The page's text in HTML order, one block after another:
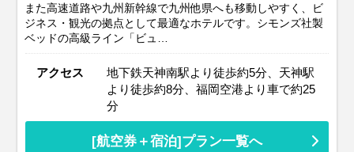
また高速道路や九州新幹線で九州他県へも移動しやすく、ビ
ジネス・観光の拠点として最適なホテルです。シモンズ社製
ベッドの高級ライン「ビュ…
アクセス
地下鉄天神南駅より徒歩約5分、天神駅
より徒歩約8分、福岡空港より車で約25
分
[航空券＋宿泊]プラン一覧へ